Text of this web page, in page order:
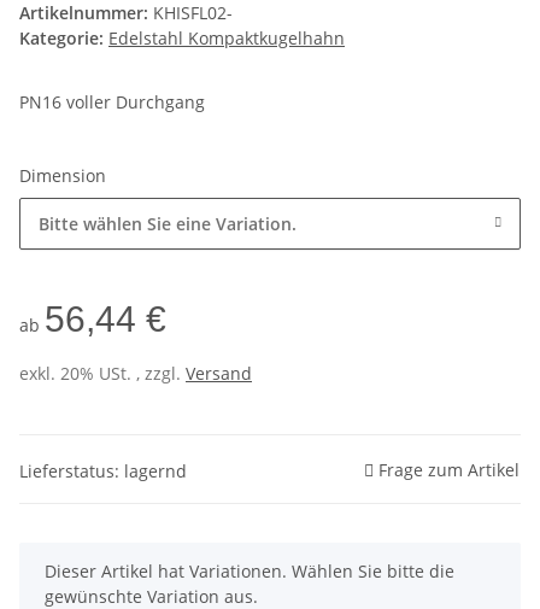
Artikelnummer: KHISFL02-
Kategorie: Edelstahl Kompaktkugelhahn
PN16 voller Durchgang
Dimension
Bitte wählen Sie eine Variation.
ab 56,44 €
exkl. 20% USt. , zzgl. Versand
Lieferstatus: lagernd Frage zum Artikel
x
Dieser Artikel hat Variationen. Wählen Sie bitte die
gewünschte Variation aus.